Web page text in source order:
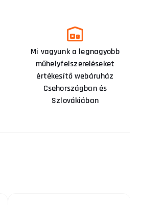
Mi vagyunk a legnagyobb
műhelyfelszereléseket
értékesítő webáruház
Csehországban és
Szlovákiában